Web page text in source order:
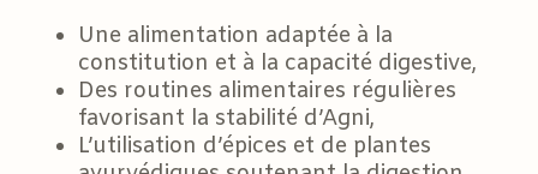
Une alimentation adaptée à la
constitution et à la capacité digestive,
Des routines alimentaires régulières
favorisant la stabilité d’Agni,
L’utilisation d’épices et de plantes